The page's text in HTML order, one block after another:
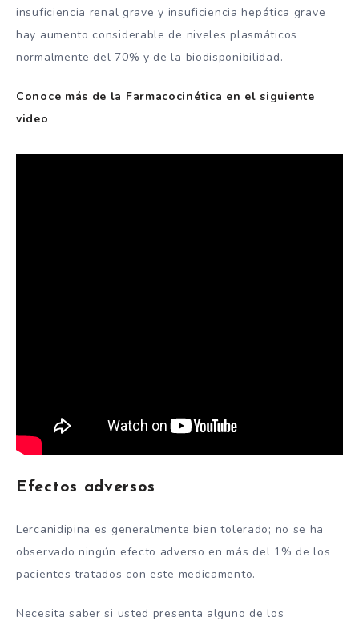
insuficiencia renal grave y insuficiencia hepática grave
hay aumento considerable de niveles plasmáticos
normalmente del 70% y de la biodisponibilidad.
Conoce más de la Farmacocinética en el siguiente
video
Efectos adversos
Lercanidipina es generalmente bien tolerado; no se ha
observado ningún efecto adverso en más del 1% de los
pacientes tratados con este medicamento.
Necesita saber si usted presenta alguno de los